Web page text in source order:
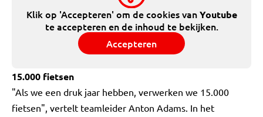
Klik op 'Accepteren' om de cookies vanYoutube
te accepteren en de inhoud te bekijken.
Accepteren
15.000 fietsen
"Als we een druk jaar hebben, verwerken we 15.000
fietsen", vertelt teamleider Anton Adams. In het